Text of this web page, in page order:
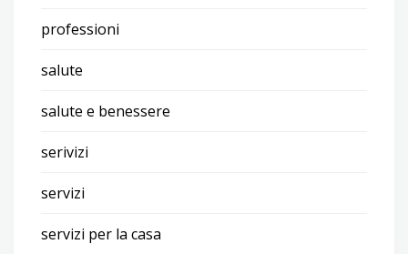
professioni
salute
salute e benessere
serivizi
servizi
servizi per la casa